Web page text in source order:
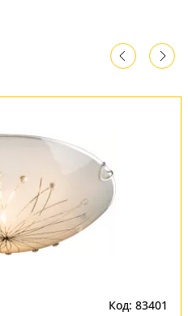
Код: 83401